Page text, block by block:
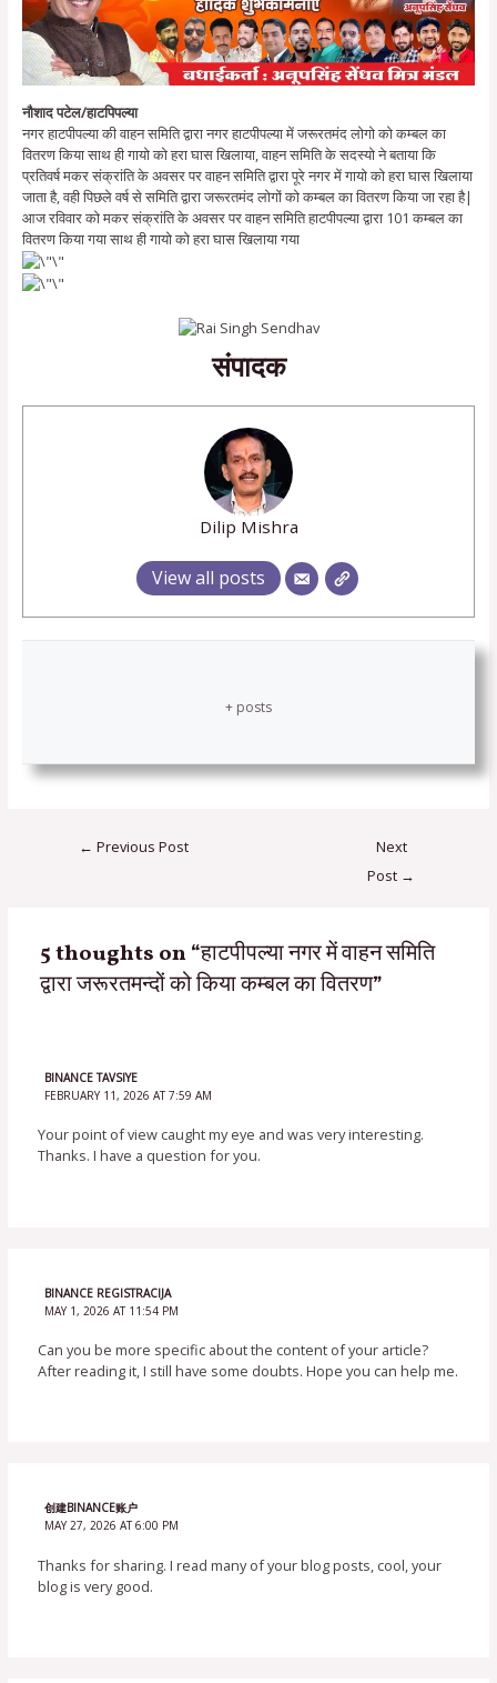
नौशाद पटेल/हाटपिपल्या
नगर हाटपीपल्या की वाहन समिति द्वारा नगर हाटपीपल्या में जरूरतमंद लोगो को कम्बल का
वितरण किया साथ ही गायो को हरा घास खिलाया, वाहन समिति के सदस्यो ने बताया कि
प्रतिवर्ष मकर संक्रांति के अवसर पर वाहन समिति द्वारा पूरे नगर में गायो को हरा घास खिलाया
जाता है, वही पिछले वर्ष से समिति द्वारा जरूरतमंद लोगों को कम्बल का वितरण किया जा रहा है|
आज रविवार को मकर संक्रांति के अवसर पर वाहन समिति हाटपीपल्या द्वारा 101 कम्बल का
वितरण किया गया साथ ही गायो को हरा घास खिलाया गया
संपादक
Dilip Mishra
View all posts
+ posts
← Previous Post
Next
Post →
5 thoughts on “हाटपीपल्या नगर में वाहन समिति
द्वारा जरूरतमन्दों को किया कम्बल का वितरण”
BINANCE TAVSIYE
FEBRUARY 11, 2026 AT 7:59 AM
Your point of view caught my eye and was very interesting.
Thanks. I have a question for you.
BINANCE REGISTRACIJA
MAY 1, 2026 AT 11:54 PM
Can you be more specific about the content of your article?
After reading it, I still have some doubts. Hope you can help me.
创建BINANCE账户
MAY 27, 2026 AT 6:00 PM
Thanks for sharing. I read many of your blog posts, cool, your
blog is very good.